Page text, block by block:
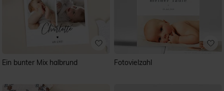
Ein bunter Mix halbrund Fotovielzahl